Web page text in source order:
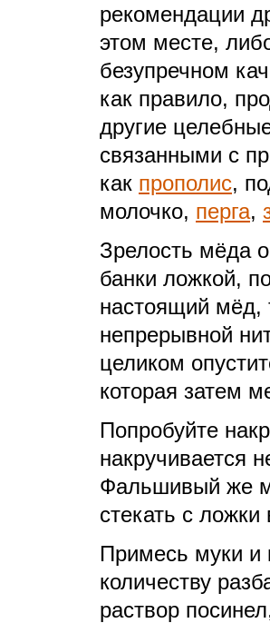
рекомендации
этом месте,
безупречном
как правило,
другие
связанными с
как прополис,
молочко, перга,
Зрелость мёда
банки ложкой,
настоящий мёд,
непрерывной
целиком
которая затем
Попробуйте
накручивается
Фальшивый же
стекать с ложки
Примесь муки и
количеству
раствор